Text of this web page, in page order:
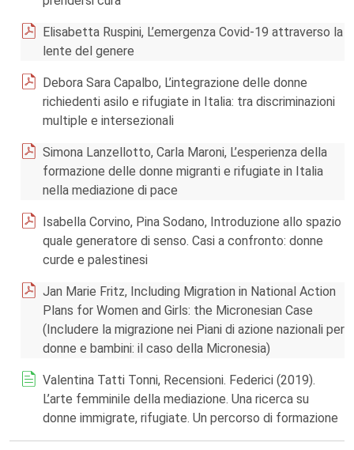
Elisabetta Ruspini, L’emergenza Covid-19 attraverso la
lente del genere
Debora Sara Capalbo, L’integrazione delle donne
richiedenti asilo e rifugiate in Italia: tra discriminazioni
multiple e intersezionali
Simona Lanzellotto, Carla Maroni, L’esperienza della
formazione delle donne migranti e rifugiate in Italia
nella mediazione di pace
Isabella Corvino, Pina Sodano, Introduzione allo spazio
quale generatore di senso. Casi a confronto: donne
curde e palestinesi
Jan Marie Fritz, Including Migration in National Action
Plans for Women and Girls: the Micronesian Case
(Includere la migrazione nei Piani di azione nazionali per
donne e bambini: il caso della Micronesia)
Valentina Tatti Tonni, Recensioni. Federici (2019).
L’arte femminile della mediazione. Una ricerca su
donne immigrate, rifugiate. Un percorso di formazione